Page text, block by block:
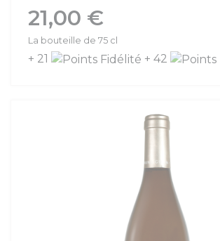
Prix
21,00 €
La bouteille de 75 cl
+ 21 + 42